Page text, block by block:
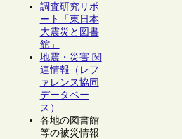
調査研究リポ
ート「東日本
大震災と図書
館」
地震・災害 関
連情報（レフ
ァレンス協同
データベー
ス）
各地の図書館
等の被災情報